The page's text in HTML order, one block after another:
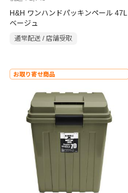
H&H ワンハンドパッキンペール 47L
ベージュ
通常配送 / 店舗受取
お取り寄せ商品